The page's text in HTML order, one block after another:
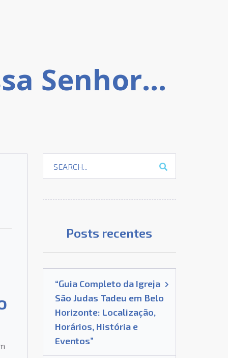
Guia Completo da Igreja Nossa Senhora do Desterro: Localização, História, Serviços e o que Falam Sobre Ela
Posts recentes
“Guia Completo da Igreja
São Judas Tadeu em Belo
Horizonte: Localização,
Horários, História e
Eventos”